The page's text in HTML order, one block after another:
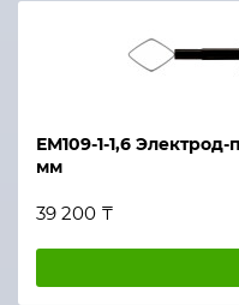
ЕМ109-1-1,6 Электрод-
мм
39 200 ₸